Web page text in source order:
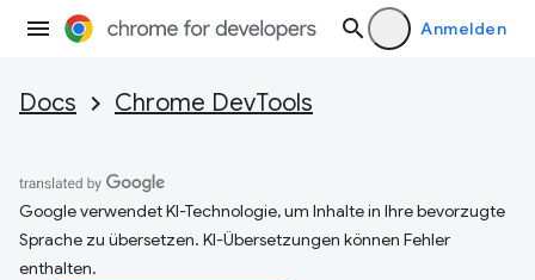
Anmelden
Docs Chrome DevTools
Google verwendet KI-Technologie, um Inhalte in Ihre bevorzugte
Sprache zu übersetzen. KI-Übersetzungen können Fehler
enthalten.